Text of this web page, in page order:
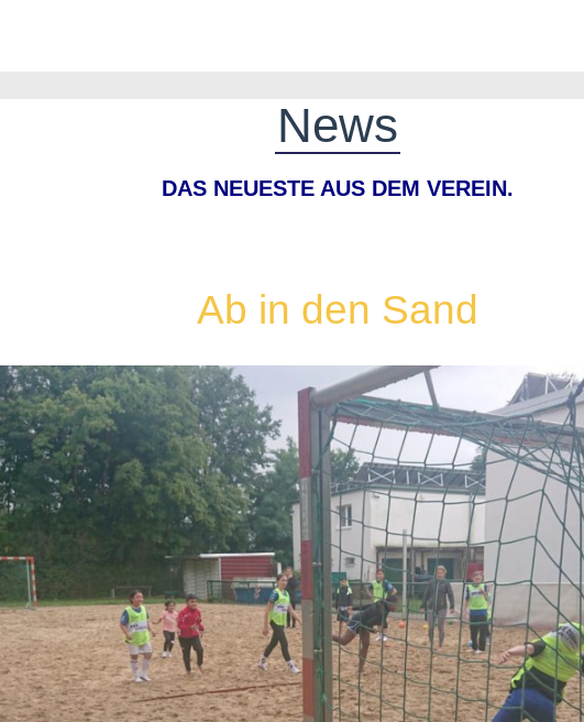
News
DAS NEUESTE AUS DEM VEREIN.
Ab in den Sand